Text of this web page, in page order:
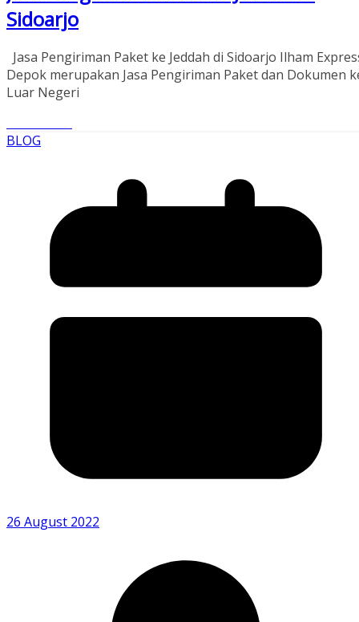
Sidoarjo
Jasa Pengiriman Paket ke Jeddah di Sidoarjo Ilham
Depok merupakan Jasa Pengiriman Paket dan Dokumen
Luar Negeri
BLOG
26 August 2022